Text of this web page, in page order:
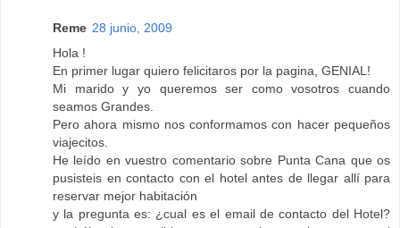
Reme 28 junio, 2009
Hola !
En primer lugar quiero felicitaros por la pagina, GENIAL!
Mi marido y yo queremos ser como vosotros cuando
seamos Grandes.
Pero ahora mismo nos conformamos con hacer pequeños
viajecitos.
He leído en vuestro comentario sobre Punta Cana que os
pusisteis en contacto con el hotel antes de llegar allí para
reservar mejor habitación
y la pregunta es: ¿cual es el email de contacto del Hotel?